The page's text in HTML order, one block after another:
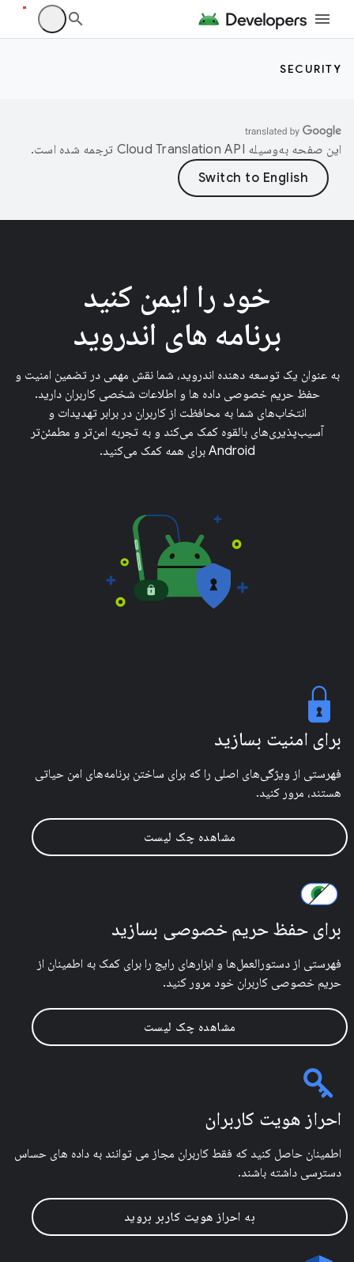
SECURITY
این صفحه به‌وسیله ترجمه شده است.
خود را ایمن کنید
برنامه های اندروید
به عنوان یک توسعه دهنده اندروید، شما نقش مهمی در تضمین امنیت و
حفظ حریم خصوصی داده ها و اطلاعات شخصی کاربران دارید.
انتخاب‌های شما به محافظت از کاربران در برابر تهدیدات و
آسیب‌پذیری‌های بالقوه کمک می‌کند و به تجربه امن‌تر و مطمئن‌تر
Android برای همه کمک می‌کنید.
برای امنیت بسازید
فهرستی از ویژگی‌های اصلی را که برای ساختن برنامه‌های امن حیاتی
هستند، مرور کنید.
مشاهده چک لیست
برای حفظ حریم خصوصی بسازید
فهرستی از دستورالعمل‌ها و ابزارهای رایج را برای کمک به اطمینان از
حریم خصوصی کاربران خود مرور کنید.
مشاهده چک لیست
احراز هویت کاربران
اطمینان حاصل کنید که فقط کاربران مجاز می توانند به داده های حساس
دسترسی داشته باشند.
به احراز هویت کاربر بروید